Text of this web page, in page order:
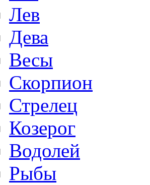
Лев
Дева
Весы
Скорпион
Стрелец
Козерог
Водолей
Рыбы